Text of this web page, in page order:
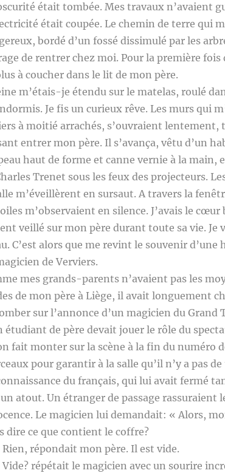
était tombée. Mes travaux n’avaient
était coupée. Le chemin de terre qui
bordé d’un fossé dissimulé par les
de rentrer chez moi. Pour la première fois
à coucher dans le lit de mon père.
m’étais-je étendu sur le matelas, roulé
Je fis un curieux rêve. Les murs qui
à moitié arrachés, s’ouvraient lentement,
entrer mon père. Il s’avança, vêtu d’un
haut de forme et canne vernie à la main,
Trenet sous les feux des projecteurs.
m’éveillèrent en sursaut. A travers la
m’observaient en silence. J’avais le
veillé sur mon père durant toute sa vie. Je
C’est alors que me revint le souvenir
de Verviers.
mes grands-parents n’avaient pas les
de mon père à Liège, il avait longuement
sur l’annonce d’un magicien du Grand
étudiant de père devait jouer le rôle du
fait monter sur la scène à la fin du numéro
pour garantir à la salle qu’il n’y a pas de
du français, qui lui avait fermé
atout. Un étranger de passage rassuraient
Le magicien lui demandait: « Alors,
dire ce que contient le coffre?
répondait mon père. Il est vide.
répétait le magicien avec un sourire